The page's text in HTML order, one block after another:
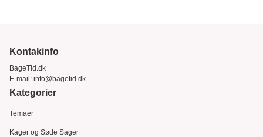
Kontakinfo
BageTid.dk
E-mail: info@bagetid.dk
Kategorier
Temaer
Kager og Søde Sager